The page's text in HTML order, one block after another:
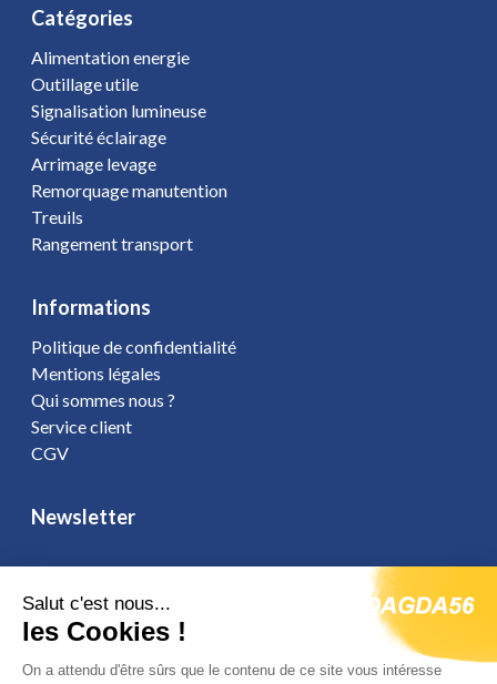
Catégories
Alimentation energie
Outillage utile
Signalisation lumineuse
Sécurité éclairage
Arrimage levage
Remorquage manutention
Treuils
Rangement transport
Informations
Politique de confidentialité
Mentions légales
Qui sommes nous ?
Service client
CGV
Newsletter
Vous affirmez avoir pris connaissance de notre
politique de
. Vous disposez d'un droit d'accès, de rectification et
d'opposition.
Salut c'est nous...
les Cookies !
On a attendu d'être sûrs que le contenu de ce site vous intéresse